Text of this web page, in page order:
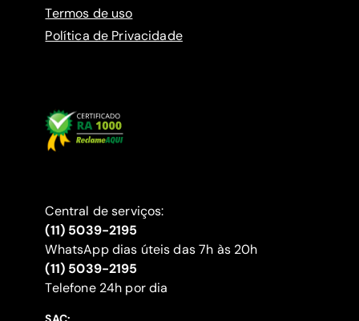
Termos de uso
Política de Privacidade
Central de serviços:
(11) 5039-2195
WhatsApp dias úteis das 7h às 20h
(11) 5039-2195
‍Telefone 24h por dia